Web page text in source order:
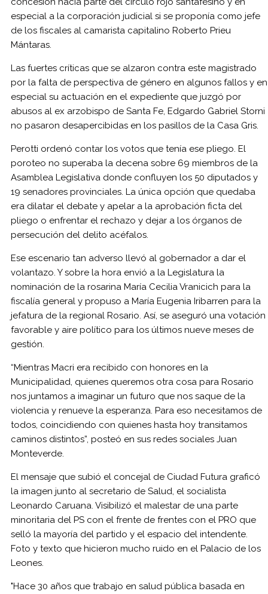
especial a la corporación judicial si se proponía como jefe
de los fiscales al camarista capitalino Roberto Prieu
Mántaras.
Las fuertes críticas que se alzaron contra este magistrado
por la falta de perspectiva de género en algunos fallos y en
especial su actuación en el expediente que juzgó por
abusos al ex arzobispo de Santa Fe, Edgardo Gabriel Storni
no pasaron desapercibidas en los pasillos de la Casa Gris.
Perotti ordenó contar los votos que tenía ese pliego. El
poroteo no superaba la decena sobre 69 miembros de la
Asamblea Legislativa donde confluyen los 50 diputados y
19 senadores provinciales. La única opción que quedaba
era dilatar el debate y apelar a la aprobación ficta del
pliego o enfrentar el rechazo y dejar a los órganos de
persecución del delito acéfalos.
Ese escenario tan adverso llevó al gobernador a dar el
volantazo. Y sobre la hora envió a la Legislatura la
nominación de la rosarina María Cecilia Vranicich para la
fiscalía general y propuso a María Eugenia Iribarren para la
jefatura de la regional Rosario. Así, se aseguró una votación
favorable y aire político para los últimos nueve meses de
gestión.
“Mientras Macri era recibido con honores en la
Municipalidad, quienes queremos otra cosa para Rosario
nos juntamos a imaginar un futuro que nos saque de la
violencia y renueve la esperanza. Para eso necesitamos de
todos, coincidiendo con quienes hasta hoy transitamos
caminos distintos”, posteó en sus redes sociales Juan
Monteverde.
El mensaje que subió el concejal de Ciudad Futura graficó
la imagen junto al secretario de Salud, el socialista
Leonardo Caruana. Visibilizó el malestar de una parte
minoritaria del PS con el frente de frentes con el PRO que
selló la mayoría del partido y el espacio del intendente.
Foto y texto que hicieron mucho ruido en el Palacio de los
Leones.
"Hace 30 años que trabajo en salud pública basada en